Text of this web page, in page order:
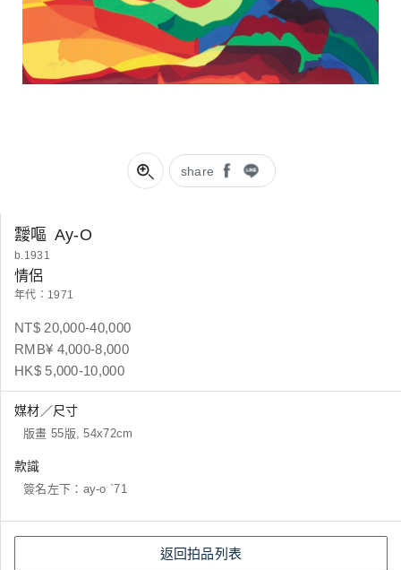
share
靉嘔 Ay-O
b.1931
情侶
年代：1971
NT$ 20,000-40,000
RMB¥ 4,000-8,000
HK$ 5,000-10,000
媒材／尺寸
版畫 55版, 54x72cm
款識
簽名左下：ay-o `71
返回拍品列表